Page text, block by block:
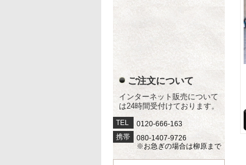
ご注文について
インターネット販売について
は24時間受付けております。
TEL
0120-666-163
携帯
080-1407-9726
※お急ぎの場合は柳原まで